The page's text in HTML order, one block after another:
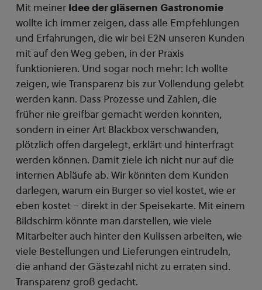
Mit meiner Idee der gläsernen Gastronomie
wollte ich immer zeigen, dass alle Empfehlungen
und Erfahrungen, die wir bei E2N unseren Kunden
mit auf den Weg geben, in der Praxis
funktionieren. Und sogar noch mehr: Ich wollte
zeigen, wie Transparenz bis zur Vollendung gelebt
werden kann. Dass Prozesse und Zahlen, die
früher nie greifbar gemacht werden konnten,
sondern in einer Art Blackbox verschwanden,
plötzlich offen dargelegt, erklärt und hinterfragt
werden können. Damit ziele ich nicht nur auf die
internen Abläufe ab. Wir könnten dem Kunden
darlegen, warum ein Burger so viel kostet, wie er
eben kostet – direkt in der Speisekarte. Mit einem
Bildschirm könnte man darstellen, wie viele
Mitarbeiter auch hinter den Kulissen arbeiten, wie
viele Bestellungen und Lieferungen eintrudeln,
die anhand der Gästezahl nicht zu erraten sind.
Transparenz groß gedacht.